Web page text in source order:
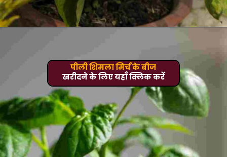
पीली शिमला मिर्च के बीज
खरीदने के लिए यहाँ क्लिक करें